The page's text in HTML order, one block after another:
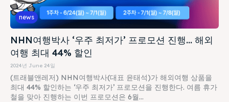
news
NHN여행박사 ‘우주 최저가’ 프로모션 진행… 해외
여행 최대 44% 할인
2024년 June 24일
(트래블앤레저) NHN여행박사(대표 윤태석)가 해외여행 상품을
최대 44% 할인하는 ‘우주 최저가’ 프로모션을 진행한다. 여름 휴가
철을 맞아 진행하는 이번 프로모션은 6월...